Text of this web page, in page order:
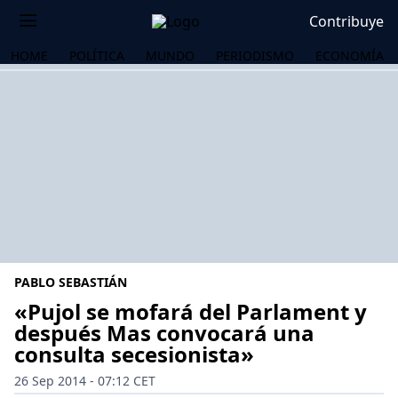
Contribuye
HOME POLÍTICA MUNDO PERIODISMO ECONOMÍA
PABLO SEBASTIÁN
«Pujol se mofará del Parlament y
después Mas convocará una
consulta secesionista»
26 Sep 2014 - 07:12 CET